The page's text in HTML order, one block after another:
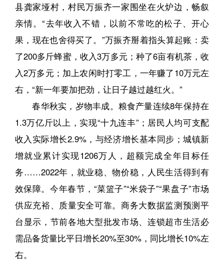
县龚家垭村，村民万振齐一家围坐在火炉边，畅叙
亲情。“去年收入不错，以前不常吃的松子、开心
果，现在也舍得买了。”万振齐掰着指头算起账：卖
了200多斤蜂蜜，收入3万多元；种了6亩有机茶，收
入2万多元；加上农闲时打零工，一年赚了10万元左
右，“新一年要加把劲，让日子越过越红火。”
春华秋实，岁物丰成。粮食产量连续8年保持在
1.3万亿斤以上，实现“十九连丰”；居民人均可支配
收入实际增长2.9%，与经济增长基本同步；城镇新
增就业累计实现1206万人，超额完成全年目标任
务……2022年，就业稳、物价稳，人民生活得到有
效保障。今年春节，“菜篮子”“米袋子”“果盘子”市场
供应充裕、质量安全可靠。商务大数据监测预测平
台显示，节前各地大型批发市场、连锁超市生活必
需品备货量比平日增长20%至30%，同比增长10%左
右。